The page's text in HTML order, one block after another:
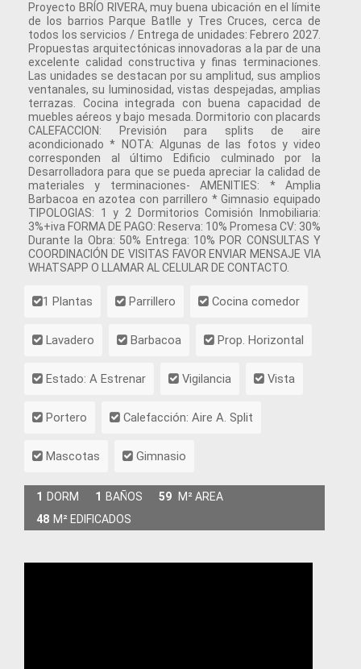
Proyecto BRÍO RIVERA, muy buena ubicación en el límite
de los barrios Parque Batlle y Tres Cruces, cerca de
todos los servicios / Entrega de unidades: Febrero 2027.
Propuestas arquitectónicas innovadoras a la par de una
excelente calidad constructiva y finas terminaciones.
Las unidades se destacan por su amplitud, sus amplios
ventanales, su luminosidad, vistas despejadas, amplias
terrazas. Cocina integrada con buena capacidad de
muebles aéreos y bajo mesada. Dormitorio con placards
CALEFACCION: Previsión para splits de aire
acondicionado * NOTA: Algunas de las fotos y video
corresponden al último Edificio culminado por la
Desarrolladora para que se pueda apreciar la calidad de
materiales y terminaciones- AMENITIES: * Amplia
Barbacoa en azotea con parrillero * Gimnasio equipado
TIPOLOGIAS: 1 y 2 Dormitorios Comisión Inmobiliaria:
3%+iva FORMA DE PAGO: Reserva: 10% Promesa CV: 30%
Durante la Obra: 50% Entrega: 10% POR CONSULTAS Y
COORDINACIÓN DE VISITAS FAVOR ENVIAR MENSAJE VIA
WHATSAPP O LLAMAR AL CELULAR DE CONTACTO.
1 Plantas Parrillero Cocina comedor
Lavadero Barbacoa Prop. Horizontal
Estado: A Estrenar Vigilancia Vista
Portero Calefacción: Aire A. Split
Mascotas Gimnasio
1 DORM 1 BAÑOS 59
M² AREA
48 M² EDIFICADOS